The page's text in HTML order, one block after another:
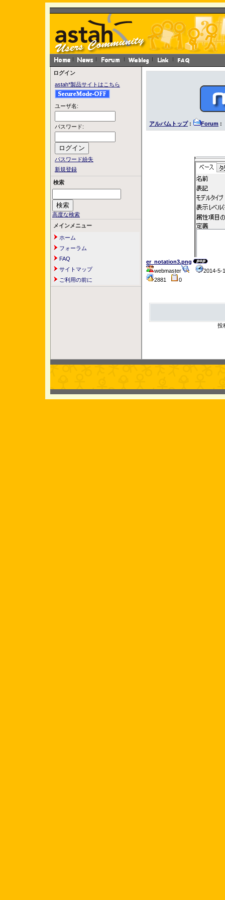
ログイン
astah*製品サイトはこちら
ユーザ名:
パスワード:
パスワード紛失
新規登録
検索
高度な検索
メインメニュー
ホーム
フォーラム
FAQ
サイトマップ
ご利用の前に
アルバムトップ: Forum :
er_notation3.png
webmaster
2014-
2881
0
投